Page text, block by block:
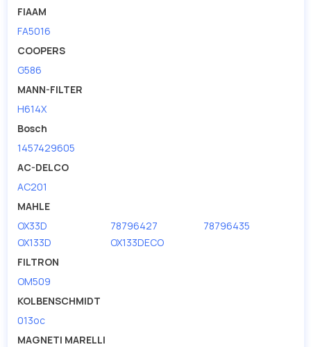
FIAAM
FA5016
COOPERS
G586
MANN-FILTER
H614X
Bosch
1457429605
AC-DELCO
AC201
MAHLE
OX33D
78796427
78796435
OX133D
OX133DECO
FILTRON
OM509
KOLBENSCHMIDT
013oc
MAGNETI MARELLI